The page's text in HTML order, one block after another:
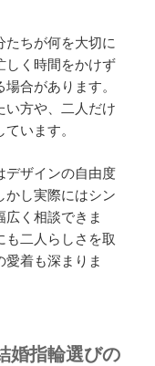
たちが何を大切に
しく時間をかけず
合があります。
い方や、二人だけ
います。
デザインの自由度
かし実際にはシン
広く相談できま
も二人らしさを取
愛着も深まりま
婚指輪選びの